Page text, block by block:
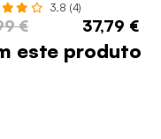
3.8 (4)
€ 37,79 €
este produto